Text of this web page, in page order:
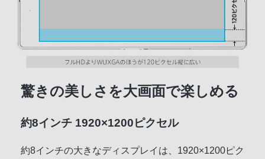
驚きの美しさを大画面で楽しめる
約8インチ 1920×1200ピクセル
約8インチの大きなディスプレイは、1920×1200ピク